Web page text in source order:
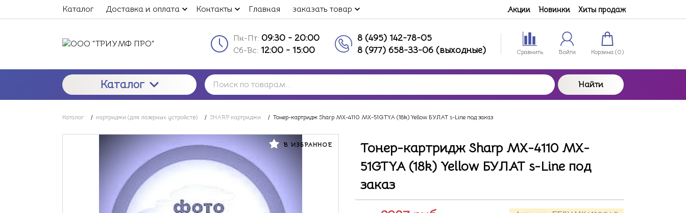
Каталог Доставка и оплата Контакты Главная заказать товар Акции Новинки Хиты продаж
Пн-Пт: 09:30 - 20:00
Сб-Вс: 12:00 - 15:00
8 (495) 142-78-05
8 (977) 658-33-06 (выходные)
Сравнить Войти Корзина (0)
Каталог Найти
Каталог / картриджи (для лазерных устройств) / SHARP картриджи / Тонер-картридж Sharp MX-4110 MX-51GTYA (18k) Yellow БУЛАТ s-Line под заказ
В ИЗБРАННОЕ
Тонер-картридж Sharp MX-4110 MX-
51GTYA (18k) Yellow БУЛАТ s-Line под
заказ